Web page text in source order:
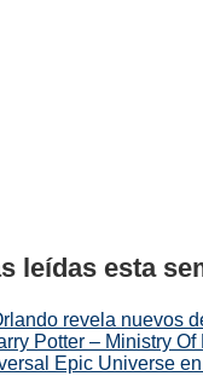
leídas esta
revela nuevos
Potter – Ministry
Epic Universe